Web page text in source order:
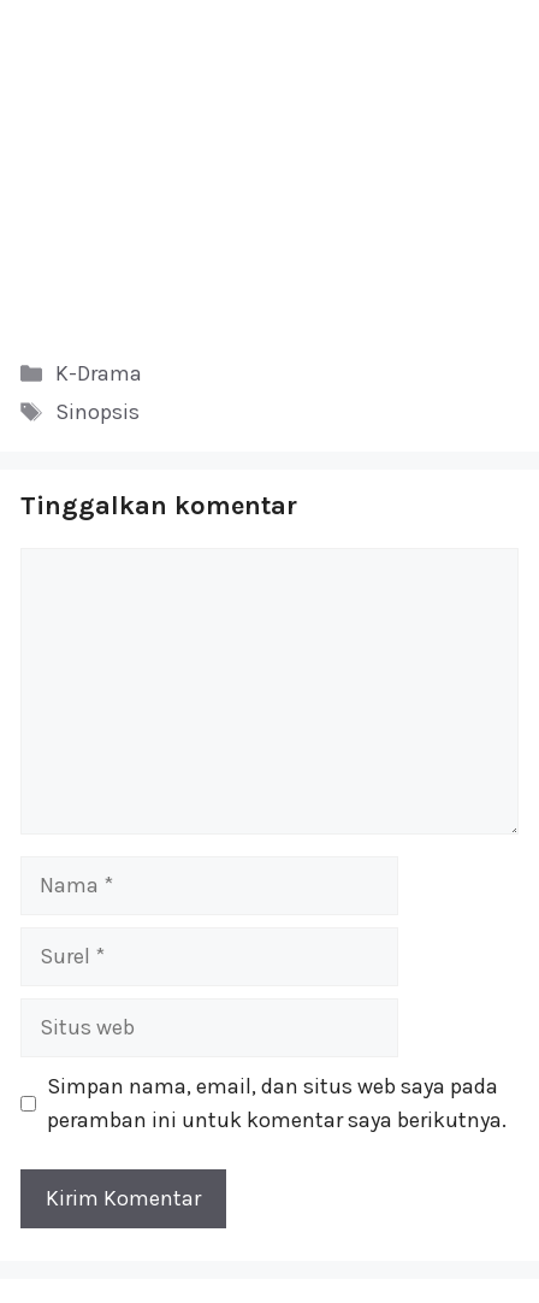
Kategori
K-Drama
Tag
Sinopsis
Tinggalkan komentar
Nama
Surel
Situs
Simpan nama, email, dan situs web saya pada
peramban ini untuk komentar saya berikutnya.